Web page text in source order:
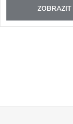
ZOBRAZIT